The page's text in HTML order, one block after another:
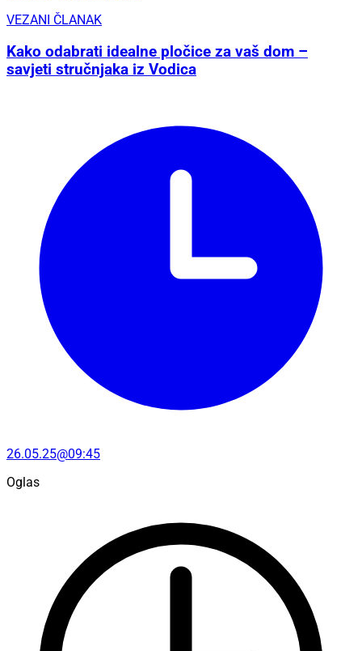
VEZANI ČLANAK
Kako odabrati idealne pločice za vaš dom –
savjeti stručnjaka iz Vodica
26.05.25@09:45
Oglas